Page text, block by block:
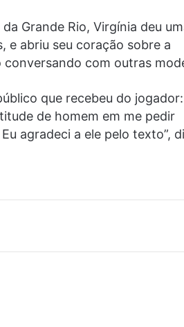
Grande Rio, Virgínia deu
e abriu seu coração sobre a
com outras
que recebeu do jogador:
de homem em me pedir
agradeci a ele pelo texto”,